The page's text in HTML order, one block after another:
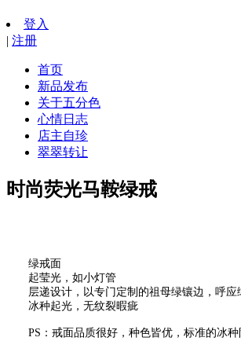
登入
| 注册
首页
新品发布
关于五分色
心情日志
店主自珍
翠翠转让
时尚荧光马鞍绿戒
绿戒面
起莹光，如小灯管
层递设计，以专门定制的祖母绿镶边，呼应
冰种起光，无纹裂暇疵
PS：戒面品质很好，种色皆优，标准的冰种